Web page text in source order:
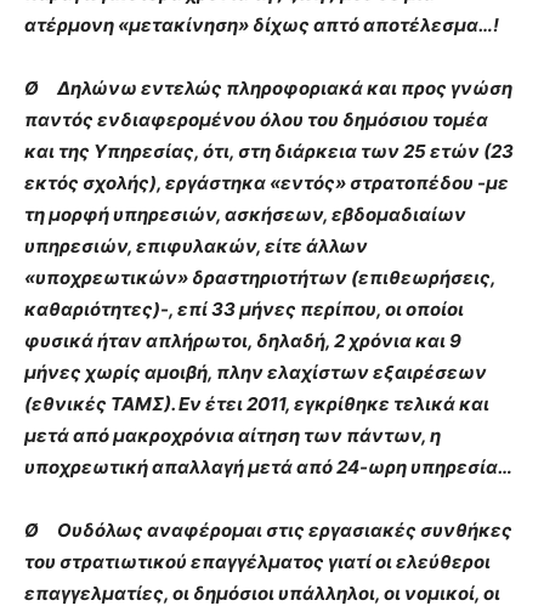
ατέρμονη «μετακίνηση» δίχως απτό αποτέλεσμα…!
Ø Δηλώνω εντελώς πληροφοριακά και προς γνώση
παντός ενδιαφερομένου όλου του δημόσιου τομέα
και της Υπηρεσίας, ότι, στη διάρκεια των 25 ετών (23
εκτός σχολής), εργάστηκα «εντός» στρατοπέδου -με
τη μορφή υπηρεσιών, ασκήσεων, εβδομαδιαίων
υπηρεσιών, επιφυλακών, είτε άλλων
«υποχρεωτικών» δραστηριοτήτων (επιθεωρήσεις,
καθαριότητες)-, επί 33 μήνες περίπου, οι οποίοι
φυσικά ήταν απλήρωτοι, δηλαδή, 2 χρόνια και 9
μήνες χωρίς αμοιβή, πλην ελαχίστων εξαιρέσεων
(εθνικές ΤΑΜΣ). Εν έτει 2011, εγκρίθηκε τελικά και
μετά από μακροχρόνια αίτηση των πάντων, η
υποχρεωτική απαλλαγή μετά από 24-ωρη υπηρεσία…
Ø Ουδόλως αναφέρομαι στις εργασιακές συνθήκες
του στρατιωτικού επαγγέλματος γιατί οι ελεύθεροι
επαγγελματίες, οι δημόσιοι υπάλληλοι, οι νομικοί, οι